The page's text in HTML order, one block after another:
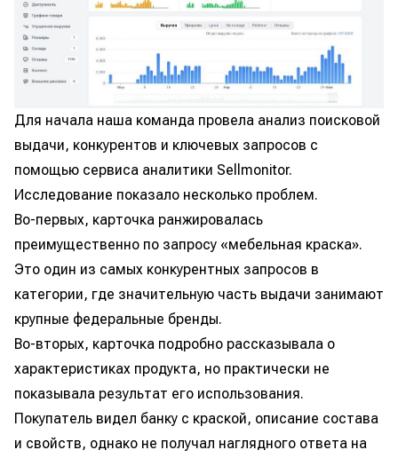
Для начала наша команда провела анализ поисковой
выдачи, конкурентов и ключевых запросов с
помощью сервиса аналитики Sellmonitor.
Исследование показало несколько проблем.
Во-первых, карточка ранжировалась
преимущественно по запросу «мебельная краска».
Это один из самых конкурентных запросов в
категории, где значительную часть выдачи занимают
крупные федеральные бренды.
Во-вторых, карточка подробно рассказывала о
характеристиках продукта, но практически не
показывала результат его использования.
Покупатель видел банку с краской, описание состава
и свойств, однако не получал наглядного ответа на